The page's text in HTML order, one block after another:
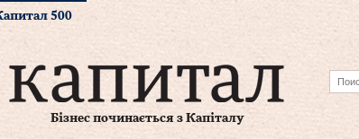
500
Бізнес починається з Капіталу